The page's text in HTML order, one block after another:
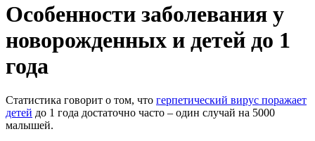
Особенности заболевания у
новорожденных и детей до 1
года
Статистика говорит о том, что герпетический вирус поражает
детей до 1 года достаточно часто – один случай на 5000
малышей.